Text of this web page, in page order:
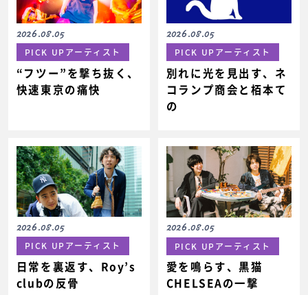
2026.08.05
PICK UPアーティスト
“フツー”を撃ち抜く、
快速東京の痛快
2026.08.05
PICK UPアーティスト
別れに光を見出す、ネ
コランプ商会と栢本て
の
2026.08.05
PICK UPアーティスト
日常を裏返す、Roy’s
clubの反骨
2026.08.05
PICK UPアーティスト
愛を鳴らす、黒猫
CHELSEAの一撃